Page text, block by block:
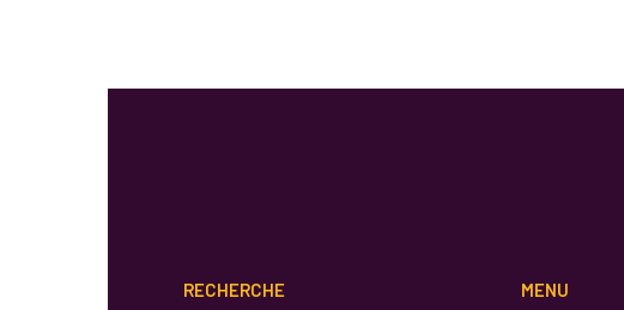
RECHERCHE MENU